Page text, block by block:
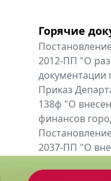
Горячие
2012-ПП "О
документации
Приказ
138ф "О
финансов
2037-ПП "О
Все региональные